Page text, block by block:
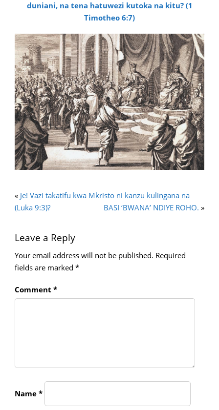
duniani, na tena hatuwezi kutoka na kitu? (1
Timotheo 6:7)
« Je! Vazi takatifu kwa Mkristo ni kanzu kulingana na
(Luka 9:3)?
BASI ‘BWANA’ NDIYE ROHO. »
Leave a Reply
Your email address will not be published. Required
fields are marked *
Comment *
Name *